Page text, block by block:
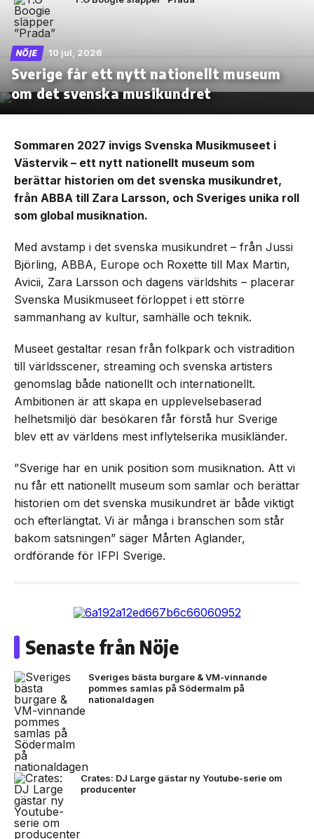
NÖJE 10 jul, 2026
Sverige får ett nytt nationellt museum
om det svenska musikundret
Sommaren 2027 invigs Svenska Musikmuseet i
Västervik – ett nytt nationellt museum som
berättar historien om det svenska musikundret,
från ABBA till Zara Larsson, och Sveriges unika roll
som global musiknation.
Med avstamp i det svenska musikundret – från Jussi
Björling, ABBA, Europe och Roxette till Max Martin,
Avicii, Zara Larsson och dagens världshits – placerar
Svenska Musikmuseet förloppet i ett större
sammanhang av kultur, samhälle och teknik.
Museet gestaltar resan från folkpark och vistradition
till världsscener, streaming och svenska artisters
genomslag både nationellt och internationellt.
Ambitionen är att skapa en upplevelsebaserad
helhetsmiljö där besökaren får förstå hur Sverige
blev ett av världens mest inflytelserika musikländer.
”Sverige har en unik position som musiknation. Att vi
nu får ett nationellt museum som samlar och berättar
historien om det svenska musikundret är både viktigt
och efterlängtat. Vi är många i branschen som står
bakom satsningen” säger Mårten Aglander,
ordförande för IFPI Sverige.
Senaste från Nöje
Sveriges bästa burgare & VM-vinnande
pommes samlas på Södermalm på
nationaldagen
Crates: DJ Large gästar ny Youtube-serie om
producenter